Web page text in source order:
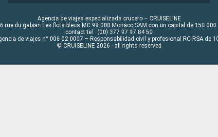
Agencia de viajes especializada crucero – CRUISELINE
rue du gabian Les flots bleus MC 98 000 Monaco SAM con un capital de 150 000
contact tel : (00) 377 97 97 84 50
de viajes n° 006 02 0007 – Responsabilidad civil y profesional RC RSA de
© CRUISELINE 2026 - all rights reserved